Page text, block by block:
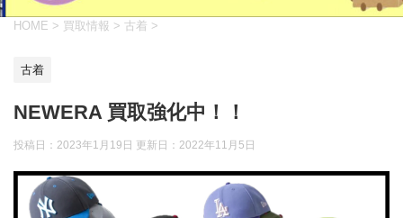
HOME > 買取情報 > 古着 >
古着
NEWERA 買取強化中！！
投稿日：2023年1月19日 更新日： 2022年11月5日